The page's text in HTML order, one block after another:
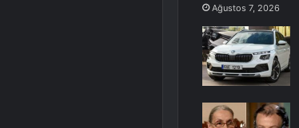
Ağustos 7, 2026